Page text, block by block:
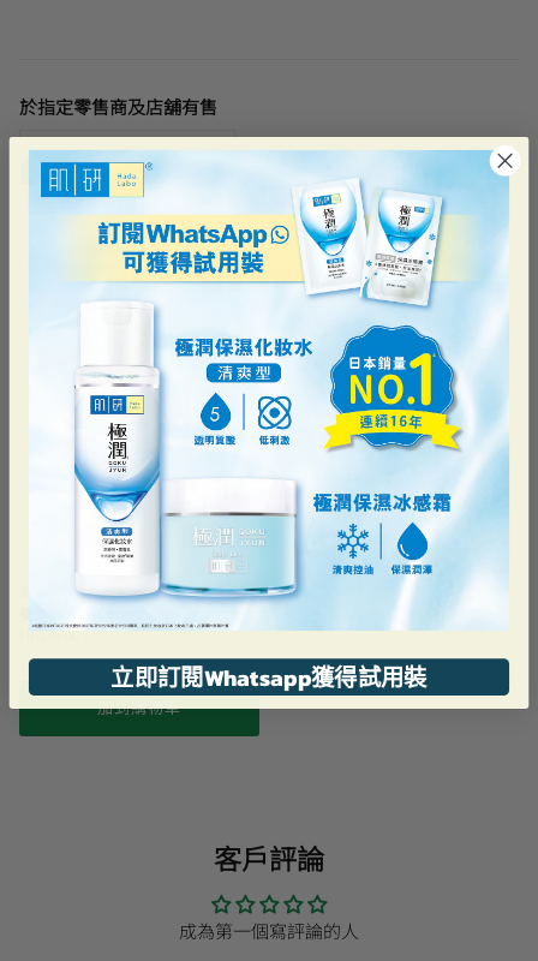
於指定零售商及店舖有售
最近瀏覽過的
曼秀雷敦
HK$26.00
加到購物車
客戶評論
成為第一個寫評論的人
立即訂閱Whatsapp獲得試用裝